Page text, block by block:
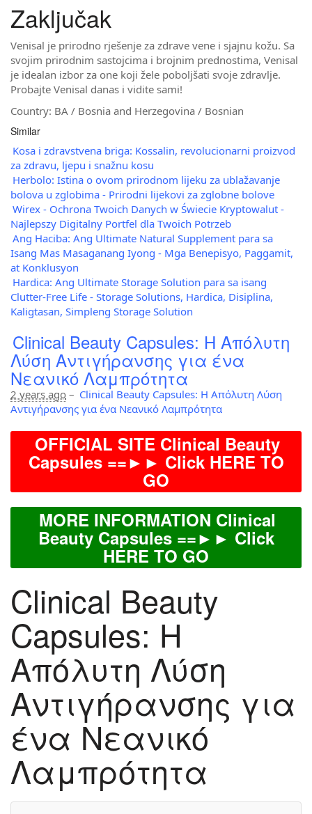
Zaključak
Venisal je prirodno rješenje za zdrave vene i sjajnu kožu. Sa
svojim prirodnim sastojcima i brojnim prednostima, Venisal
je idealan izbor za one koji žele poboljšati svoje zdravlje.
Probajte Venisal danas i vidite sami!
Country: BA / Bosnia and Herzegovina / Bosnian
Similar
Kosa i zdravstvena briga: Kossalin, revolucionarni proizvod
za zdravu, ljepu i snažnu kosu
Herbolo: Istina o ovom prirodnom lijeku za ublažavanje
bolova u zglobima - Prirodni lijekovi za zglobne bolove
Wirex - Ochrona Twoich Danych w Świecie Kryptowalut -
Najlepszy Digitalny Portfel dla Twoich Potrzeb
Ang Haciba: Ang Ultimate Natural Supplement para sa
Isang Mas Masaganang Iyong - Mga Benepisyo, Paggamit,
at Konklusyon
Hardica: Ang Ultimate Storage Solution para sa isang
Clutter-Free Life - Storage Solutions, Hardica, Disiplina,
Kaligtasan, Simpleng Storage Solution
Clinical Beauty Capsules: Η Απόλυτη
Λύση Αντιγήρανσης για ένα
Νεανικό Λαμπρότητα
2 years ago – Clinical Beauty Capsules: Η Απόλυτη Λύση
Αντιγήρανσης για ένα Νεανικό Λαμπρότητα
OFFICIAL SITE Clinical Beauty
Capsules ==►► Click HERE TO
GO
MORE INFORMATION Clinical
Beauty Capsules ==►► Click
HERE TO GO
Clinical Beauty
Capsules: Η
Απόλυτη Λύση
Αντιγήρανσης για
ένα Νεανικό
Λαμπρότητα